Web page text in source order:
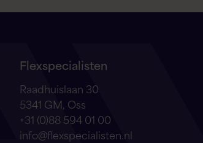
Flexspecialisten
Raadhuislaan 30
5341 GM, Oss
+31 (0)88 594 01 00
info@flexspecialisten.nl